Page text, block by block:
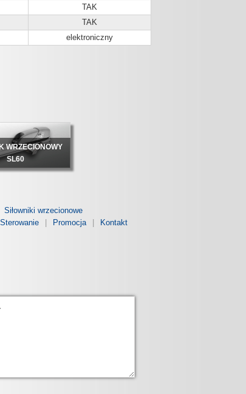
TAK
TAK
elektroniczny
WRZECIONOWY
SL60
Siłowniki wrzecionowe
Sterowanie Promocja Kontakt